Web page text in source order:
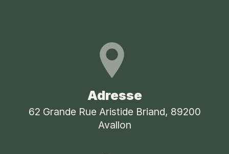
Adresse
62 Grande Rue Aristide Briand, 89200
Avallon